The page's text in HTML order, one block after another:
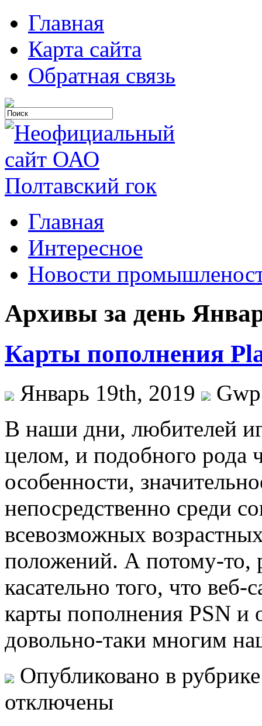
Главная
Карта сайта
Обратная связь
Главная
Интересное
Новости
Архивы за день
Карты пополнения
Январь 19th, 2019
Gwp
В нaши дни, любитeлeй
целом, и подобного рода
особенности,
непосредственно среди
всевозможных
положений. А потому-то,
касательно того, что
карты пополнения PSN и
довольно-таки многим
Опубликовано в
отключены